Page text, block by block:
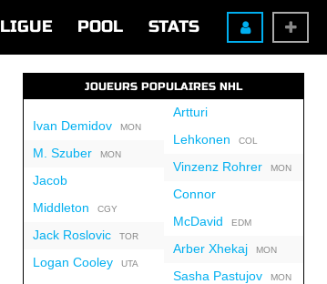
LIGUE POOL STATS
JOUEURS POPULAIRES NHL
Ivan DemidovMON
M. SzuberMON
Jacob
Middleton CGY
Jack RoslovicTOR
Logan CooleyUTA
Artturi
Lehkonen COL
Vinzenz RohrerMON
Connor
McDavid EDM
Arber XhekajMON
Sasha PastujovMON